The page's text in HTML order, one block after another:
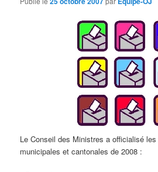
Le Conseil des Ministres a officialisé
municipales et cantonales de 2008 :